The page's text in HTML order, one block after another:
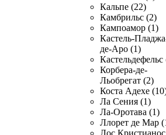
Кальпе (22)
Камбрильс (2)
Кампоамор (1)
Кастель-
де-Аро (1)
Кастельдефельс
Корбера-де-
Льобрегат (2)
Коста Адехе
Ла Сения (1)
Ла-Оротава (1)
Ллорет де Мар
Лос